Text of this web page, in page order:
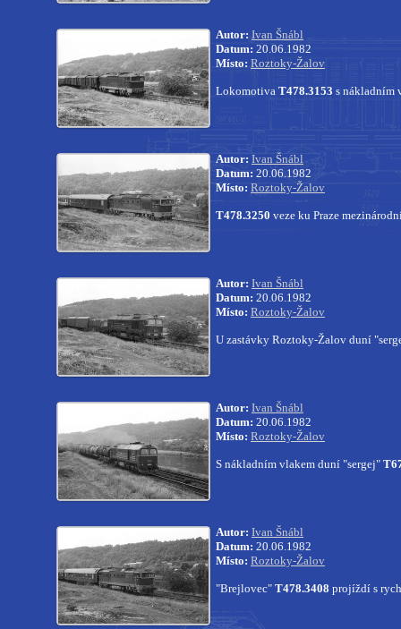
Autor: Ivan Šnábl
Datum: 20.06.1982
Místo: Roztoky-Žalov
Lokomotiva T478.3153 s nákladním
Autor: Ivan Šnábl
Datum: 20.06.1982
Místo: Roztoky-Žalov
T478.3250 veze ku Praze
Autor: Ivan Šnábl
Datum: 20.06.1982
Místo: Roztoky-Žalov
U zastávky Roztoky-Žalov duní
Autor: Ivan Šnábl
Datum: 20.06.1982
Místo: Roztoky-Žalov
S nákladním vlakem duní "sergej"
Autor: Ivan Šnábl
Datum: 20.06.1982
Místo: Roztoky-Žalov
"Brejlovec" T478.3408 projíždí s